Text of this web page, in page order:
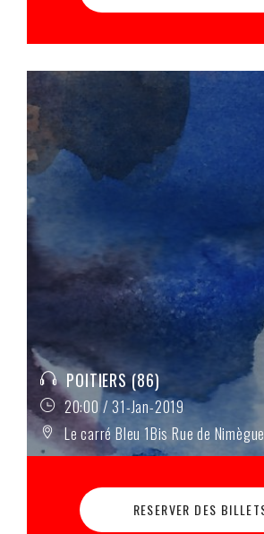
POITIERS (86)
20:00 / 31-Jan-2019
Le carré Bleu 1Bis Rue de
RESERVER DES